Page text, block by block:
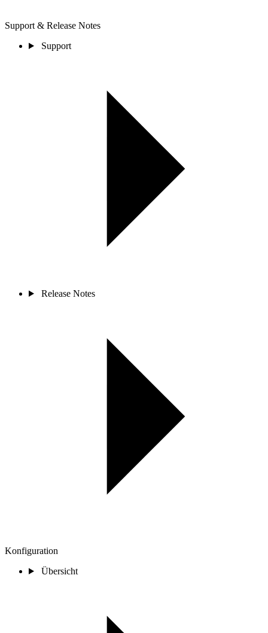
Support & Release Notes
Support
Release Notes
Konfiguration
Übersicht